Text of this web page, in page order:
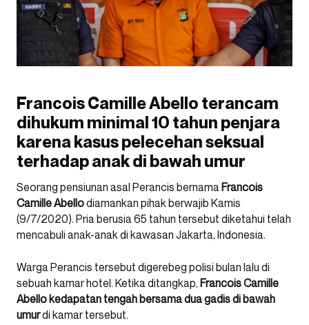
Francois Camille Abello terancam
dihukum minimal 10 tahun penjara
karena kasus pelecehan seksual
terhadap anak di bawah umur
Seorang pensiunan asal Perancis bernama Francois
Camille Abellodiamankan pihak berwajib Kamis
(9/7/2020). Pria berusia 65 tahun tersebut diketahui telah
mencabuli anak-anak di kawasan Jakarta, Indonesia.
Warga Perancis tersebut digerebeg polisi bulan lalu di
sebuah kamar hotel. Ketika ditangkap, Francois Camille
Abello kedapatan tengah bersama dua gadis di bawah
umurdi kamar tersebut.